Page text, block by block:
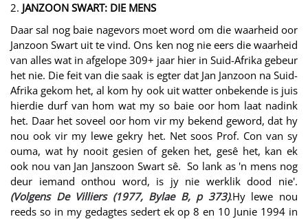
2. JANZOON SWART: DIE MENS
Daar sal nog baie nagevors moet word om die waarheid oor
Janzoon Swart uit te vind. Ons ken nog nie eers die waarheid
van alles wat in afgelope 309+ jaar hier in Suid-Afrika gebeur
het nie. Die feit van die saak is egter dat Jan Janzoon na Suid-
Afrika gekom het, al kom hy ook uit watter onbekende is juis
hierdie durf van hom wat my so baie oor hom laat nadink
het. Daar het soveel oor hom vir my bekend geword, dat hy
nou ook vir my lewe gekry het. Net soos Prof. Con van sy
ouma, wat hy nooit gesien of geken het, gesê het, kan ek
ook nou van Jan Janszoon Swart sê. So lank as 'n mens nog
deur iemand onthou word, is jy nie werklik dood nie'.
(Volgens De Villiers (1977, Bylae B, p 373).Hy lewe nou
reeds so in my gedagtes sedert ek op 8 en 10 Junie 1994 in